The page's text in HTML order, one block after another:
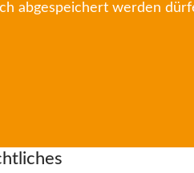
abgespeichert werden